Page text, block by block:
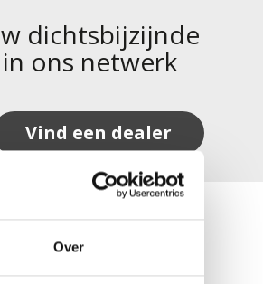
Over
dichtsbijzijnde
ons netwerk
Vind een dealer